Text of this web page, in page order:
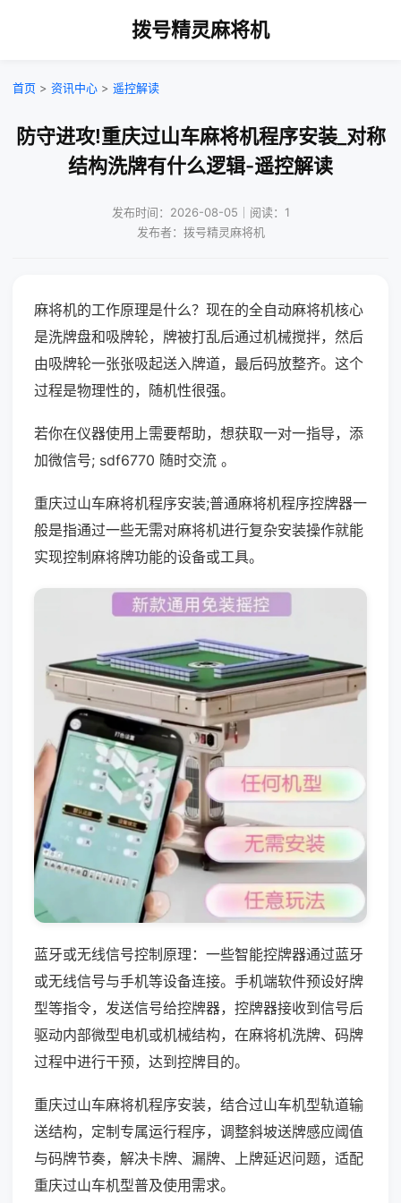
拨号精灵麻将机
首页 > 资讯中心 > 遥控解读
防守进攻!重庆过山车麻将机程序安装_对称
结构洗牌有什么逻辑-遥控解读
发布时间：2026-08-05｜阅读：1
发布者：拨号精灵麻将机
麻将机的工作原理是什么？现在的全自动麻将机核心
是洗牌盘和吸牌轮，牌被打乱后通过机械搅拌，然后
由吸牌轮一张张吸起送入牌道，最后码放整齐。这个
过程是物理性的，随机性很强。
若你在仪器使用上需要帮助，想获取一对一指导，添
加微信号; sdf6770 随时交流 。
重庆过山车麻将机程序安装;普通麻将机程序控牌器一
般是指通过一些无需对麻将机进行复杂安装操作就能
实现控制麻将牌功能的设备或工具。
蓝牙或无线信号控制原理：一些智能控牌器通过蓝牙
或无线信号与手机等设备连接。手机端软件预设好牌
型等指令，发送信号给控牌器，控牌器接收到信号后
驱动内部微型电机或机械结构，在麻将机洗牌、码牌
过程中进行干预，达到控牌目的。
重庆过山车麻将机程序安装，结合过山车机型轨道输
送结构，定制专属运行程序，调整斜坡送牌感应阈值
与码牌节奏，解决卡牌、漏牌、上牌延迟问题，适配
重庆过山车机型普及使用需求。